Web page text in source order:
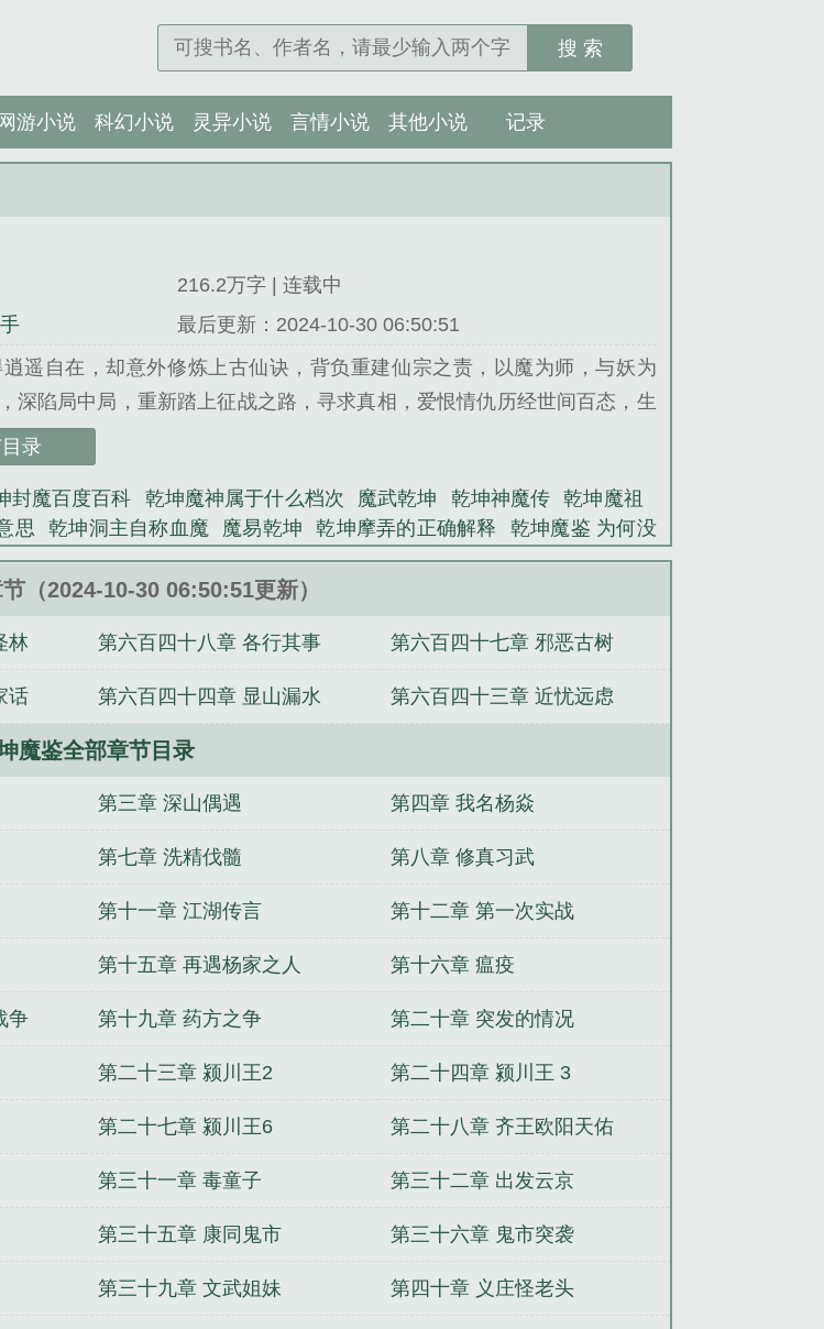
搜 索
网游小说 科幻小说 灵异小说 言情小说 其他小说 记录
216.2万字 | 连载中
最后更新：2024-10-30 06:50:51
遥自在，却意外修炼上古仙诀，背负重建仙宗之责，以魔为师，与妖为
深陷局中局，重新踏上征战之路，寻求真相，爱恨情仇历经世间百态，生
天道，重建上古仙宗，逆转腐朽乾坤，谱写万古战歌。……我若成佛，愿
生穿越类小说。
录
封魔百度百科 乾坤魔神属于什么档次 魔武乾坤 乾坤神魔传
乾坤魔祖
思 乾坤洞主自称血魔 魔易乾坤 乾坤摩弄的正确解释
乾坤魔鉴 为何没
实战 乾坤之术 乾坤莫测 乾坤魔影 魔山乾坤剑 魔定乾坤 乾坤剑百科
是真的吗 乾坤pve 神魔如何 仙魔乾坤
的事情？ 瑞德罗特 有仙 笛渺 重回初三 国家队男团出道了！ 小雪花
炸年糕 许氏风流杂史
（2024-10-30 06:50:51更新）
林 第六百四十八章 各行其事 第六百四十七章 邪恶古树
话 第六百四十四章 显山漏水 第六百四十三章 近忧远虑
魔鉴全部章节目录
第三章 深山偶遇 第四章 我名杨焱
第七章 洗精伐髓 第八章 修真习武
第十一章 江湖传言 第十二章 第一次实战
第十五章 再遇杨家之人 第十六章 瘟疫
争 第十九章 药方之争 第二十章 突发的情况
第二十三章 颍川王2 第二十四章 颍川王 3
第二十七章 颍川王6 第二十八章 齐王欧阳天佑
第三十一章 毒童子 第三十二章 出发云京
第三十五章 康同鬼市 第三十六章 鬼市突袭
第三十九章 文武姐妹 第四十章 义庄怪老头